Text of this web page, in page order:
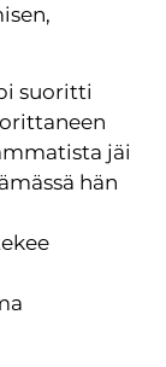
suoritti
jäi
hän